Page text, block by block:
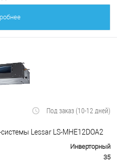
Под заказ (10-12 дней)
Lessar LS-MHE12DOA2
Инверторный
35